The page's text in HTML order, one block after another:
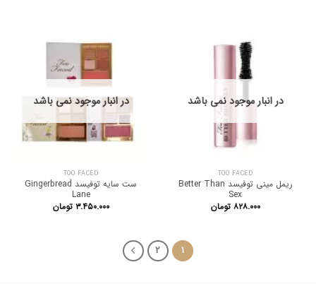
در انبار موجود نمی باشد
TOO FACED
ریمل مینی توفیسد Better Than
Sex
۸۲۸.۰۰۰ تومان
در انبار موجود نمی باشد
TOO FACED
ست سایه توفیسد Gingerbread
Lane
۳.۴۵۰.۰۰۰ تومان
1
2